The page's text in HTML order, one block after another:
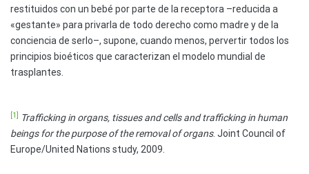
restituidos con un bebé por parte de la receptora –reducida a
«gestante» para privarla de todo derecho como madre y de la
conciencia de serlo–, supone, cuando menos, pervertir todos los
principios bioéticos que caracterizan el modelo mundial de
trasplantes.
[1] Trafficking in organs, tissues and cells and trafficking in human
beings for the purpose of the removal of organs. Joint Council of
Europe/United Nations study, 2009.